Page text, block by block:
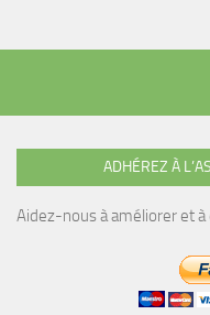
ADHÉREZ À
Aidez-nous à améliorer et